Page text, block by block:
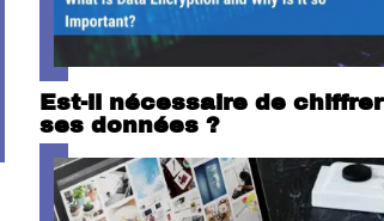
Est-il nécessaire de chiffrer
ses données ?